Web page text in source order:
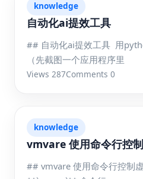
knowledge
自动化ai提效工具
## 自动化ai提效工具 用
（先截图一个应用程序里
Views 287Comments 0
knowledge
vmvare 使用命令行控
## vmvare 使用命令行控制